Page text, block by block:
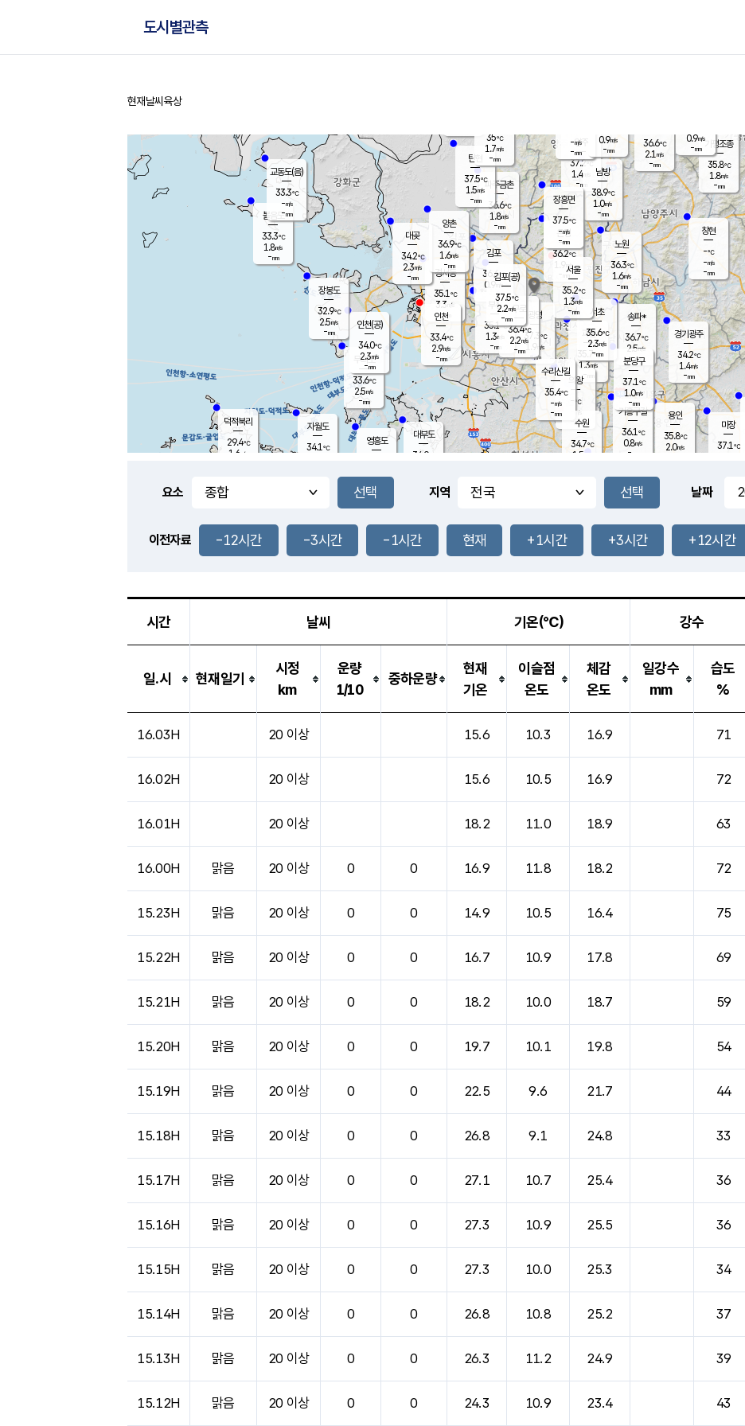
도시별관측
홈
현재날씨 육상
풍도
0.7m/s
무의도
33.6℃
2.5m/s
-mm
영흥도
볼음도
33.3℃
1.8m/s
-mm
자월도
34.1℃
양주
37.2℃
1.4
-mm
과천
35.7℃
1.3m/s
- mm
장봉도
32.9℃
2.5m/s
-mm
-mm
-mm
용인
35.8℃
2.0m/s
경기광주
34.2℃
1.4m/s
-mm
34.8
℃
대부도
34.0
-
경서동
35.1℃
3.3 m/s
-mm
파주금촌
36.6℃
1.8m/s
-mm
가평조종
35.8℃
1.8m/s
-mm
36.6℃
2.1 m/s
-mm
대곶
34.2℃
2.3m/s
-mm
창현
-℃
-m/s
-mm
탄현
37.5℃
1.5m/s
-mm
0.9m/s
-mm
36.0℃
1.4m/s
-mm
마장
37.1℃
의왕
- ℃
m/s
mm
김포
36.6℃
0.9 m/s
mm
광명
37.3 ℃
1.9 m/s
-mm
부천
35.1℃
1.3m/s
-mm
-mm
양촌
36.9℃
1.6m/s
-mm
구로
36.4℃
2.2m/s
-mm
은평
36.2℃
1.9 m/s
- mm
노원
36.3℃
1.6m/s
-mm
송파*
36.7℃
2.5m/s
-mm
서초
35.6℃
2.3m/s
-mm
남방
38.9℃
1.0m/s
-mm
기흥구갈
36.1℃
0.8m/s
-
수리산길
35.4℃
-m/s
-mm
분당구
37.1℃
1.0m/s
-mm
장흥면
37.5℃
-m/s
-mm
-m/s
-mm
덕적북리
29.4℃
1.6 m/s
인천(공)
34.0℃
2.3m/s
-mm
김포(공)
37.5℃
2.2m/s
-mm
교동도(음)
33.3℃
-m/s
-mm
수원
34.7℃
1.5 m/s
인천
33.4℃
2.9m/s
-mm
서울
35.2℃
1.3m/s
-mm
35℃
1.7m/s
-mm
0.9m/s
-mm
요소 지역 날짜
이전자료 -12시간 -3시간 -1시간 현재 +1시간 +3시간 +12시간
시간 날씨 기온(℃) 강수
일.시 현재일기
시정
km
운량
1/10
중하운량
현재
기온
이슬점
온도
체감
온도
일강수
mm
습도
%
16.03H 20 이상 15.6 10.3 16.9 71
16.02H 20 이상 15.6 10.5 16.9 72
16.01H 20 이상 18.2 11.0 18.9 63
16.00H 맑음 20 이상 0 0 16.9 11.8 18.2 72
15.23H 맑음 20 이상 0 0 14.9 10.5 16.4 75
15.22H 맑음 20 이상 0 0 16.7 10.9 17.8 69
15.21H 맑음 20 이상 0 0 18.2 10.0 18.7 59
15.20H 맑음 20 이상 0 0 19.7 10.1 19.8 54
15.19H 맑음 20 이상 0 0 22.5 9.6 21.7 44
15.18H 맑음 20 이상 0 0 26.8 9.1 24.8 33
15.17H 맑음 20 이상 0 0 27.1 10.7 25.4 36
15.16H 맑음 20 이상 0 0 27.3 10.9 25.5 36
15.15H 맑음 20 이상 0 0 27.3 10.0 25.3 34
15.14H 맑음 20 이상 0 0 26.8 10.8 25.2 37
15.13H 맑음 20 이상 0 0 26.3 11.2 24.9 39
15.12H 맑음 20 이상 0 0 24.3 10.9 23.4 43